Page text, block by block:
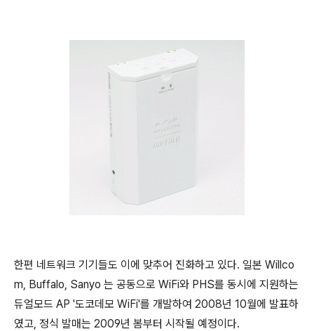
한편 네트워크 기기들도 이에 맞추어 진화하고 있다. 일본 Willco
m, Buffalo, Sanyo 는 공동으로 WiFi와 PHS를 동시에 지원하는
듀얼모드 AP '도코데모 WiFi'를 개발하여 2008년 10월에 발표하
였고, 정식 발매는 2009년 봄부터 시작될 예정이다.